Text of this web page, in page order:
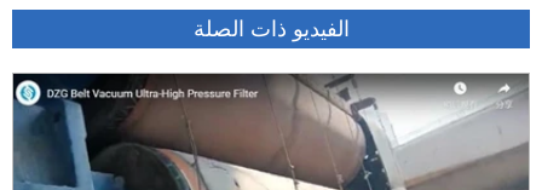
الفيديو ذات الصلة